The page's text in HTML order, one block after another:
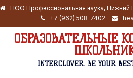
НОО Профессиональная наука, Нижний
+7 (962) 508-7402
ОБРАЗОВАТЕЛЬНЫЕ
INTERCLOVER. BE YOUR